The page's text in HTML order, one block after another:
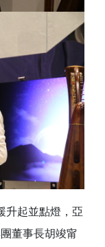
升起並點燈，亞
董事長胡竣甯